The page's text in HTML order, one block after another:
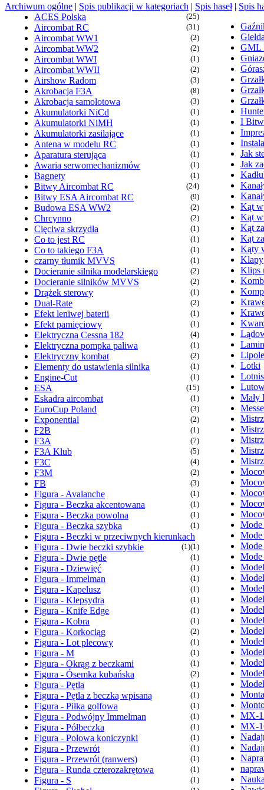
Archiwum ogólne | Spis publikacji w kategoriach | Spis haseł| Spis
ACES Polska
(25)
Aircombat RC (31)
Aircombat WW1 (2)
Aircombat WW2 (2)
Aircombat WWI (1)
Aircombat WWII (2)
Airshow Radom (3)
Akrobacja F3A (8)
Akrobacja samolotowa (3)
Akumulatorki NiCd (1)
Akumulatorki NiMH (1)
Akumulatorki zasilające (1)
Antena w modelu RC (1)
Aparatura sterująca (1)
Awaria serwomechanizmów (1)
Bagnety (1)
Bitwy Aircombat RC (24)
Bitwy ESA Aircombat RC (9)
Budowa ESA WW2 (2)
Chrcynno (2)
Cięciwa skrzydła (1)
Co to jest RC (1)
Co to takiego F3A (1)
czarny tłumik MVVS (1)
Docieranie silnika modelarskiego (2)
Docieranie silników MVVS (2)
Drążek sterowy (1)
Dual-Rate (2)
Efekt leniwej baterii (1)
Efekt pamięciowy (1)
Elektryczna Cessna 182 (4)
Elektryczna pompka paliwa (1)
Elektryczny kombat (2)
Elementy do ustawienia silnika (1)
Engine-Cut (1)
ESA (15)
Eskadra aircombat (1)
EuroCup Poland (3)
Exponential (2)
F2B (1)
F3A (7)
F3A Klub (5)
F3C (4)
F3M (2)
FB (3)
Figura - Avalanche (1)
Figura - Beczka akcentowana (1)
Figura - Beczka powolna (1)
Figura - Beczka szybka (1)
Figura - Beczki w przeciwnych kierunkach
(1)
Figura - Dwie beczki szybkie (1)
Figura - Dwie pętle (1)
Figura - Dziewięć (1)
Figura - Immelman (1)
Figura - Kapelusz (1)
Figura - Klepsydra (1)
Figura - Knife Edge (1)
Figura - Kobra (1)
Figura - Korkociąg (2)
Figura - Lot plecowy (1)
Figura - M (1)
Figura - Okrąg z beczkami (1)
Figura - Ósemka kubańska (2)
Figura - Pętla (1)
Figura - Pętla z beczką wpisaną (1)
Figura - Piłka golfowa (1)
Figura - Podwójny Immelman (1)
Figura - Półbeczka (1)
Figura - Połowa koniczynki (1)
Figura - Przewrót (1)
Figura - Przewrót (ranwers) (1)
Figura - Runda czterozakrętowa (1)
Figura - S (1)
GML
I
Jak
Jak
Kąt
Kąt
Kąt
Kąt
Kąty
Klapy
Klips
Lipole
Lotki
Mały
Mode
Mode
Mode
Mode
MX-
MX-